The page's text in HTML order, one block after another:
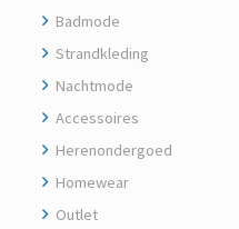
Badmode
Strandkleding
Nachtmode
Accessoires
Herenondergoed
Homewear
Outlet